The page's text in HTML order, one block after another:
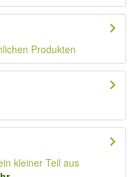
Produkten
kleiner Teil aus